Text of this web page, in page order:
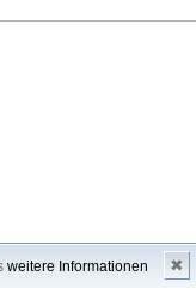
weitere Informationen ✖